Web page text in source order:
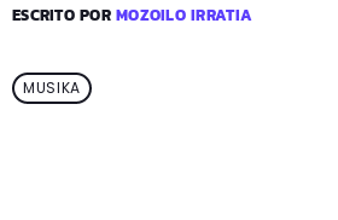
ESCRITO PORMOZOILO IRRATIA
MUSIKA